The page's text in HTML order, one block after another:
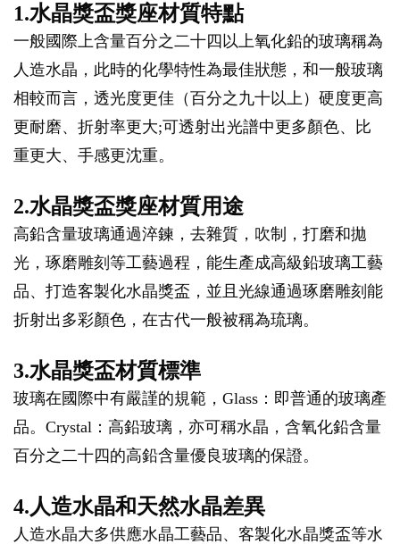
1.水晶獎盃獎座材質特點
一般國際上含量百分之二十四以上氧化鉛的玻璃稱為
人造水晶，此時的化學特性為最佳狀態，和一般玻璃
相較而言，透光度更佳（百分之九十以上）硬度更高
更耐磨、折射率更大;可透射出光譜中更多顏色、比
重更大、手感更沈重。
2.水晶獎盃獎座材質用途
高鉛含量玻璃通過淬鍊，去雜質，吹制，打磨和拋
光，琢磨雕刻等工藝過程，能生產成高級鉛玻璃工藝
品、打造客製化水晶獎盃，並且光線通過琢磨雕刻能
折射出多彩顏色，在古代一般被稱為琉璃。
3.水晶獎盃材質標準
玻璃在國際中有嚴謹的規範，Glass：即普通的玻璃產
品。Crystal：高鉛玻璃，亦可稱水晶，含氧化鉛含量
百分之二十四的高鉛含量優良玻璃的保證。
4.人造水晶和天然水晶差異
人造水晶大多供應水晶工藝品、客製化水晶獎盃等水